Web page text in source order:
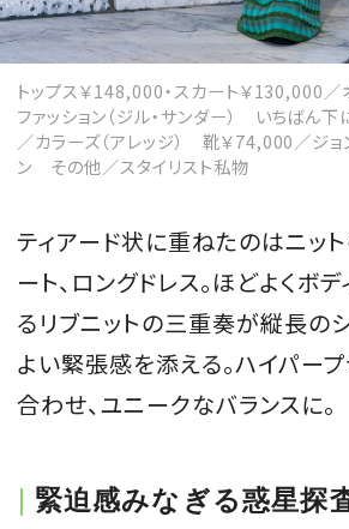
トップス￥148,000・スカート￥130,000／
ファッション（ジル・サンダー） いちばん
／カラーズ（アレッジ） 靴￥74,000／ジョ
ン その他／スタイリスト私物
ティアード状に重ねたのはニット
ート、ロングドレス。ほどよくボ
るリブニットの三重奏が縦長の
よい緊張感を添える。ハイパープ
合わせ、ユニークなバランスに。
緊迫感みなぎる惑星探